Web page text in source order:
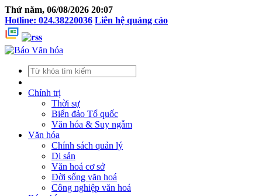
Thứ năm, 06/08/2026 20:07
Hotline: 024.38220036 Liên hệ quảng cáo
Chính trị
Thời sự
Biển đảo Tổ quốc
Văn hóa & Suy ngẫm
Văn hóa
Chính sách quản lý
Di sản
Văn hoá cơ sở
Đời sống văn hoá
Công nghiệp văn hoá